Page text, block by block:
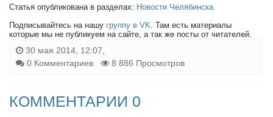
Статья опубликована в разделах: Новости Челябинска
Подписывайтесь на нашу группу в VK . Там есть материалы
которые мы не публикуем на сайте, а так же посты от читателей.
30 мая 2014, 12:07,
0 Комментариев
8 886 Просмотров
КОММЕНТАРИИ 0